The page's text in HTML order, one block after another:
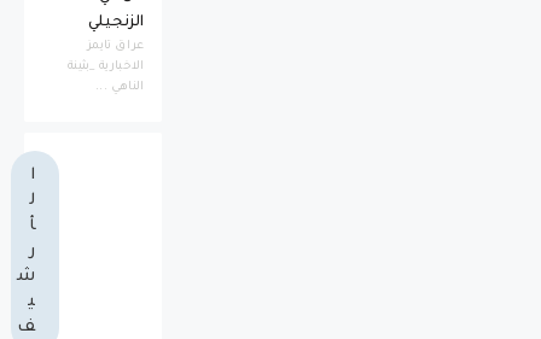
الزنجيلي
عراق تايمز
الاخبارية _بثينة
الناهي ...
ا
ل
أ
ر
ش
ي
ف